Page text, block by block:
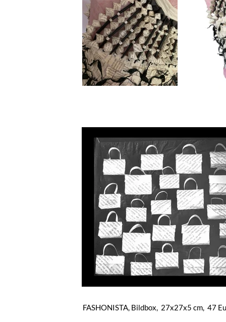
FASHONISTA, Bildbox, 27x27x5 cm, 47